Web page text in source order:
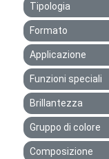
Tipologia
Formato
Applicazione
Funzioni speciali
Brillantezza
Gruppo di colore
Composizione